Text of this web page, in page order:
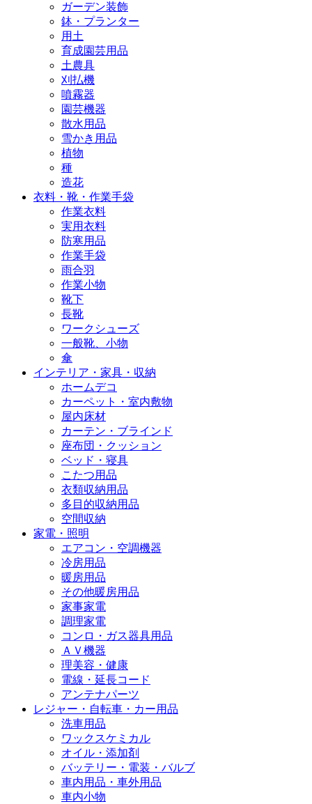
ガーデン装飾
鉢・プランター
用土
育成園芸用品
土農具
刈払機
噴霧器
園芸機器
散水用品
雪かき用品
植物
種
造花
衣料・靴・作業手袋
作業衣料
実用衣料
防寒用品
作業手袋
雨合羽
作業小物
靴下
長靴
ワークシューズ
一般靴、小物
傘
インテリア・家具・収納
ホームデコ
カーペット・室内敷物
屋内床材
カーテン・ブラインド
座布団・クッション
ベッド・寝具
こたつ用品
衣類収納用品
多目的収納用品
空間収納
家電・照明
エアコン・空調機器
冷房用品
暖房用品
その他暖房用品
家事家電
調理家電
コンロ・ガス器具用品
ＡＶ機器
理美容・健康
電線・延長コード
アンテナパーツ
レジャー・自転車・カー用品
洗車用品
ワックスケミカル
オイル・添加剤
バッテリー・電装・バルブ
車内用品・車外用品
車内小物